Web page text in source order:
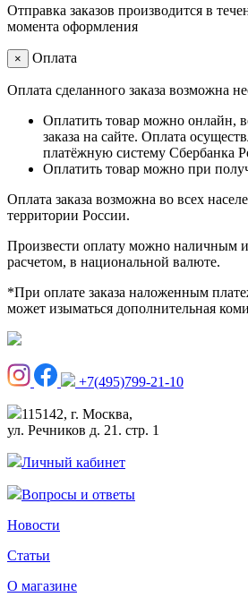
Отправка заказов производится в
момента оформления
× Оплата
Оплата сделанного заказа возможна
Оплатить товар можно онлайн,
заказа на сайте. Оплата
платёжную систему Сбербанка
Оплатить товар можно при
Оплата заказа возможна во всех
территории России.
Произвести оплату можно наличным
расчетом, в национальной валюте.
*При оплате заказа наложенным
может изыматься дополнительная
+7(495)799-21-10
115142, г. Москва,
ул. Речников д. 21. стр. 1
Личный кабинет
Вопросы и ответы
Новости
Статьи
О магазине